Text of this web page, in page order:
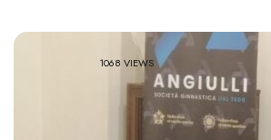
1068 VIEWS